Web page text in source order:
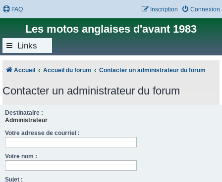
FAQ Connexion
Inscription
Les motos anglaises d'avant 1983
Links
Accueil Accueil du forum Contacter un administrateur du forum
Contacter un administrateur du forum
Destinataire :
Administrateur
Votre adresse de courriel :
Votre nom :
Sujet :